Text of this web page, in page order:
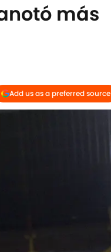
más
Add us as a preferred source